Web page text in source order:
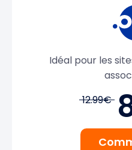
Idéal pour les
12.99€